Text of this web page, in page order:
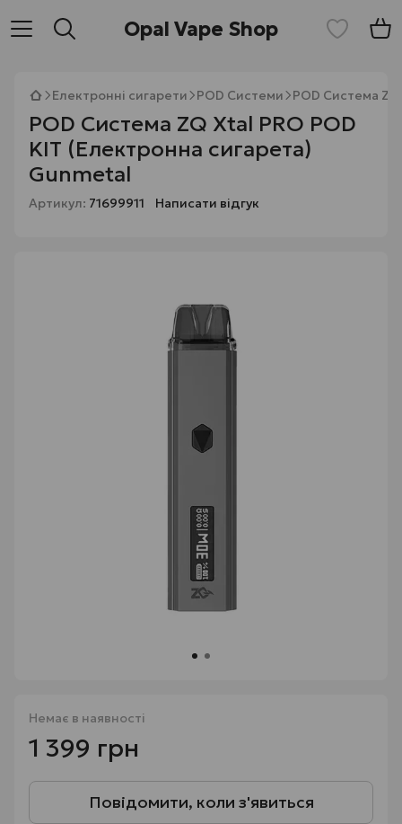
Opal Vape Shop
Електронні сигарети POD Системи POD Система
POD Система ZQ Xtal PRO POD
KIT (Електронна сигарета)
Gunmetal
Артикул: 71699911 Написати відгук
Немає в наявності
1 399 грн
Повідомити, коли з'явиться